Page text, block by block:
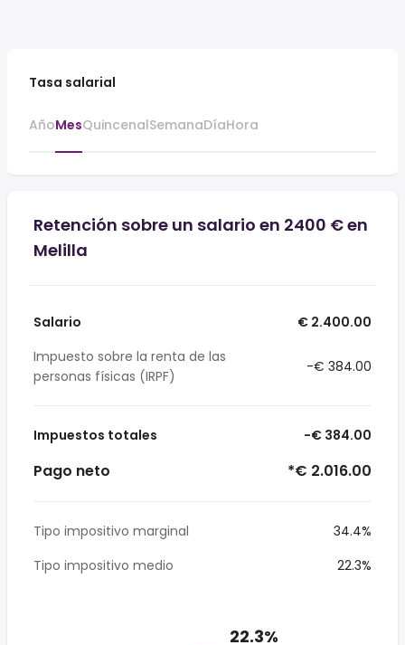
Tasa salarial
AñoMesQuincenalSemanaDíaHora
Retención sobre un salario en 2400 € en
Melilla
Salario
€ 2.400.00
Impuesto sobre la renta de las
personas físicas (IRPF)
-€ 384.00
Impuestos totales -€ 384.00
Pago neto *€ 2.016.00
Tipo impositivo marginal
34.4%
Tipo impositivo medio
22.3%
22.3%